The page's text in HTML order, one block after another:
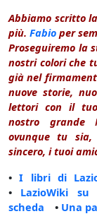
Abbiamo scritto
più. Fabio per
Proseguiremo la
nostri colori che
già nel
nuove storie,
lettori con il tuo
nostro grande
ovunque tu
sincero, i tuoi
•I libri di
• LazioWiki su
scheda • Una